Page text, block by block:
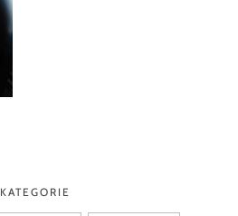
KATEGORIE